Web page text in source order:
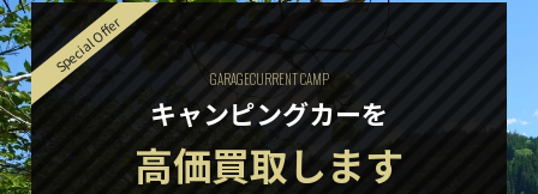
Special Offer
GARAGECURRENT CAMP
キャンピングカーを
高価買取します